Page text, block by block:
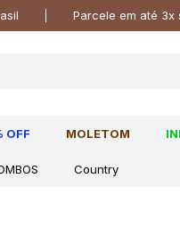
Parcele em até 3x
OFF MOLETOM
Country